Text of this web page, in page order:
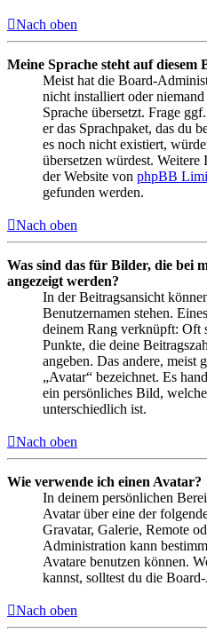
Nach oben
Meine Sprache steht auf
Meist hat die Board-
nicht installiert oder
Sprache übersetzt. Frage
er das Sprachpaket, das du
es noch nicht existiert,
übersetzen würdest.
der Website von phpBB
gefunden werden.
Nach oben
Was sind das für Bilder, die bei
angezeigt werden?
In der Beitragsansicht
Benutzernamen stehen.
deinem Rang verknüpft: Oft
Punkte, die deine
angeben. Das andere, meist
„Avatar“ bezeichnet. Es
ein persönliches Bild,
unterschiedlich ist.
Nach oben
Wie verwende ich einen Avatar?
In deinem persönlichen
Avatar über eine der
Gravatar, Galerie, Remote
Administration kann
Avatare benutzen können.
kannst, solltest du die
Nach oben